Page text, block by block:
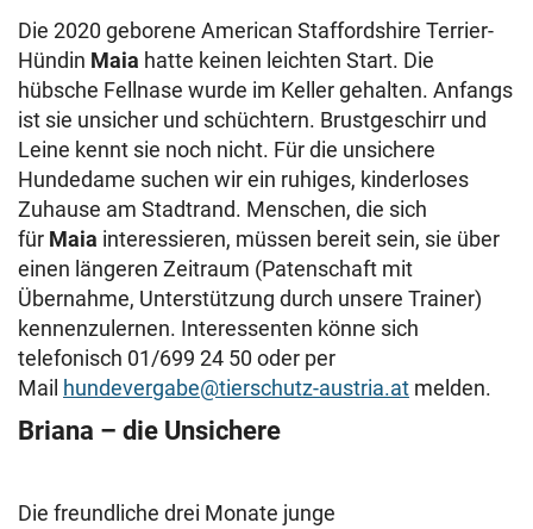
Die 2020 geborene American Staffordshire Terrier-
Hündin Maia hatte keinen leichten Start. Die
hübsche Fellnase wurde im Keller gehalten. Anfangs
ist sie unsicher und schüchtern. Brustgeschirr und
Leine kennt sie noch nicht. Für die unsichere
Hundedame suchen wir ein ruhiges, kinderloses
Zuhause am Stadtrand. Menschen, die sich
für Maia interessieren, müssen bereit sein, sie über
einen längeren Zeitraum (Patenschaft mit
Übernahme, Unterstützung durch unsere Trainer)
kennenzulernen. Interessenten könne sich
telefonisch 01/699 24 50 oder per
Mail hundevergabe@tierschutz-austria.at melden.
Briana – die Unsichere
Die freundliche drei Monate junge